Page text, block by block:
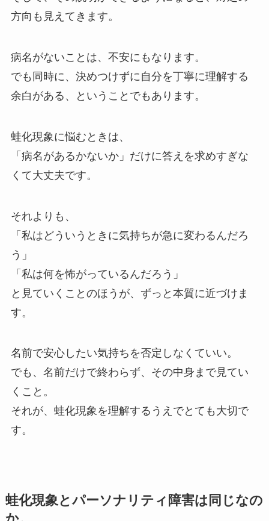
方向も見えてきます。
病名がないことは、不安にもなります。
でも同時に、決めつけずに自分を丁寧に理解する
余白がある、ということでもあります。
蛙化現象に悩むときは、
「病名があるかないか」だけに答えを求めすぎな
くて大丈夫です。
それよりも、
「私はどういうときに気持ちが急に変わるんだろ
う」
「私は何を怖がっているんだろう」
と見ていくことのほうが、ずっと本質に近づけま
す。
名前で安心したい気持ちを否定しなくていい。
でも、名前だけで終わらず、その中身まで見てい
くこと。
それが、蛙化現象を理解するうえでとても大切で
す。
蛙化現象とパーソナリティ障害は同じなの